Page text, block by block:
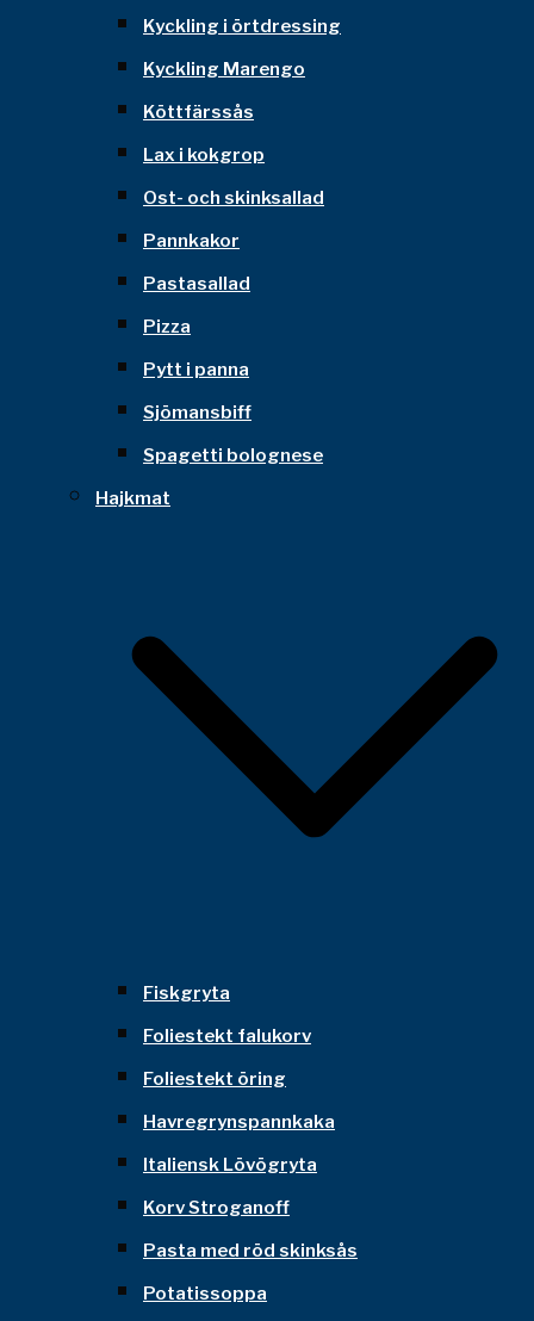
Kyckling i örtdressing
Kyckling Marengo
Köttfärssås
Lax i kokgrop
Ost- och skinksallad
Pannkakor
Pastasallad
Pizza
Pytt i panna
Sjömansbiff
Spagetti bolognese
Hajkmat
Fiskgryta
Foliestekt falukorv
Foliestekt öring
Havregrynspannkaka
Italiensk Lövögryta
Korv Stroganoff
Pasta med röd skinksås
Potatissoppa